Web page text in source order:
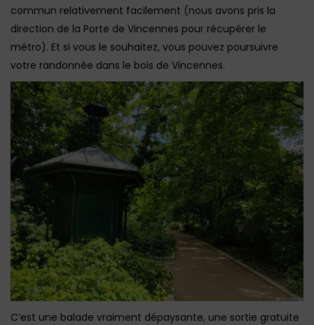
commun relativement facilement (nous avons pris la
direction de la Porte de Vincennes pour récupérer le
métro). Et si vous le souhaitez, vous pouvez poursuivre
votre randonnée dans le bois de Vincennes.
C’est une balade vraiment dépaysante, une sortie gratuite